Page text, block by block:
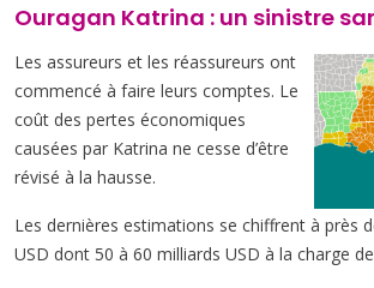
Ouragan Katrina : un sinistre
Les assureurs et les réassureurs ont
commencé à faire leurs comptes. Le
coût des pertes économiques
causées par Katrina ne cesse d’être
révisé à la hausse.
Les dernières estimations se chiffrent à près
USD dont 50 à 60 milliards USD à la charge